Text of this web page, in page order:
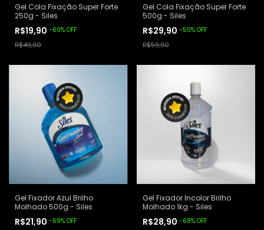
Gel Cola Fixação Super Forte
250g - Siles
R$19,90 -60% OFF
R$49,90
Gel Cola Fixação Super Forte
500g - Siles
R$29,90 -50% OFF
R$59,90
Gel Fixador Azul Brilho
Molhado 500g - Siles
R$21,90 -69% OFF
Gel Fixador Incolor Brilho
Molhado 1kg - Siles
R$28,90 -68% OFF